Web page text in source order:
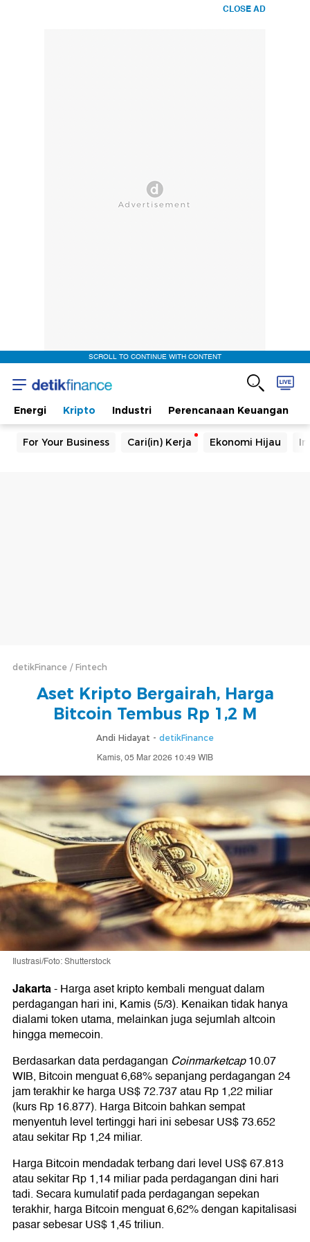
CLOSE AD
SCROLL TO CONTINUE WITH CONTENT
Energi Kripto Industri Perencanaan Keuangan
For Your Business Cari(in) Kerja Ekonomi Hijau
detikFinance Fintech
Aset Kripto Bergairah, Harga
Bitcoin Tembus Rp 1,2 M
Andi Hidayat - detikFinance
Kamis, 05 Mar 2026 10:49 WIB
Ilustrasi/Foto: Shutterstock
Jakarta-Harga aset kripto kembali menguat dalam
perdagangan hari ini, Kamis (5/3). Kenaikan tidak hanya
dialami token utama, melainkan juga sejumlah altcoin
hingga memecoin.
Berdasarkan data perdagangan Coinmarketcap10.07
WIB, Bitcoin menguat 6,68% sepanjang perdagangan 24
jam terakhir ke harga US$ 72.737 atau Rp 1,22 miliar
(kurs Rp 16.877). Harga Bitcoin bahkan sempat
menyentuh level tertinggi hari ini sebesar US$ 73.652
atau sekitar Rp 1,24 miliar.
Harga Bitcoin mendadak terbang dari level US$ 67.813
atau sekitar Rp 1,14 miliar pada perdagangan dini hari
tadi. Secara kumulatif pada perdagangan sepekan
terakhir, harga Bitcoin menguat 6,62% dengan kapitalisasi
pasar sebesar US$ 1,45 triliun.